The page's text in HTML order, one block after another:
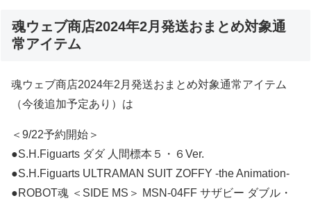
魂ウェブ商店2024年2月発送おまとめ対象通
常アイテム
魂ウェブ商店2024年2月発送おまとめ対象通常アイテム
（今後追加予定あり）は
＜9/22予約開始＞
●S.H.Figuarts ダダ 人間標本５・６Ver.
●S.H.Figuarts ULTRAMAN SUIT ZOFFY -the Animation-
●ROBOT魂 ＜SIDE MS＞ MSN-04FF サザビー ダブル・